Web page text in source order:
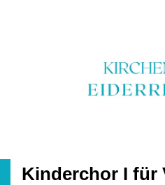
Kinderchor I für